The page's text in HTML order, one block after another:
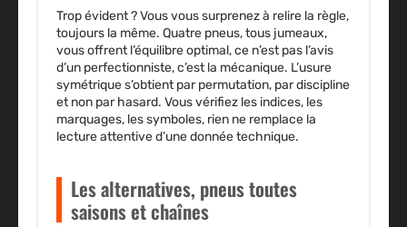
Trop évident ? Vous vous surprenez à relire la règle,
toujours la même. Quatre pneus, tous jumeaux,
vous offrent l’équilibre optimal, ce n’est pas l’avis
d’un perfectionniste, c’est la mécanique. L’usure
symétrique s’obtient par permutation, par discipline
et non par hasard. Vous vérifiez les indices, les
marquages, les symboles, rien ne remplace la
lecture attentive d’une donnée technique.
Les alternatives, pneus toutes
saisons et chaînes